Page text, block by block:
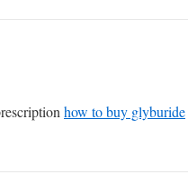
how to buy glyburide